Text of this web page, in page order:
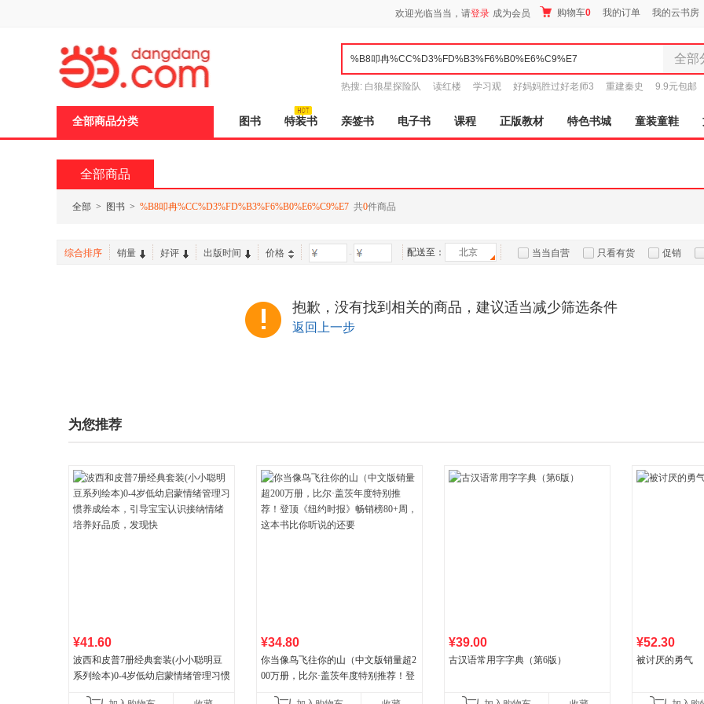
欢迎光临当当，请登录 成为会员 购物车0 我的订单 我的云书房
全部
全部分
图书
电子书
孕婴
数码影
热搜: 白狼星探险队 读红楼 学习观 好妈妈胜过好老师3 重建秦史 9.9元包邮
全部商品分类 图书 特装书 亲签书 电子书 课程 正版教材 特色书城 童装童鞋
全部商品
全部 > 图书 > %B8叩冉%CC%D3%FD%B3%F6%B0%E6%C9%E7 共0件商品
综合排序 销量 好评 出版时间 价格 - 配送至： 北京 当当自营 只看有货 促销
抱歉，没有找到相关的商品，建议适当减少筛选条件
返回上一步
为您推荐
¥41.60
波西和皮普7册经典套装(小小聪明豆
系列绘本)0-4岁低幼启蒙情绪管理习惯
¥34.80
你当像鸟飞往你的山（中文版销量超2
00万册，比尔·盖茨年度特别推荐！登
¥39.00
古汉语常用字字典（第6版）
¥52.30
被讨厌的勇气
页